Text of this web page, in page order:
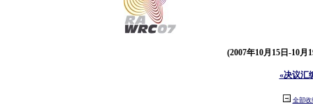
(2007年10月15日-10月
«决议汇
全部收